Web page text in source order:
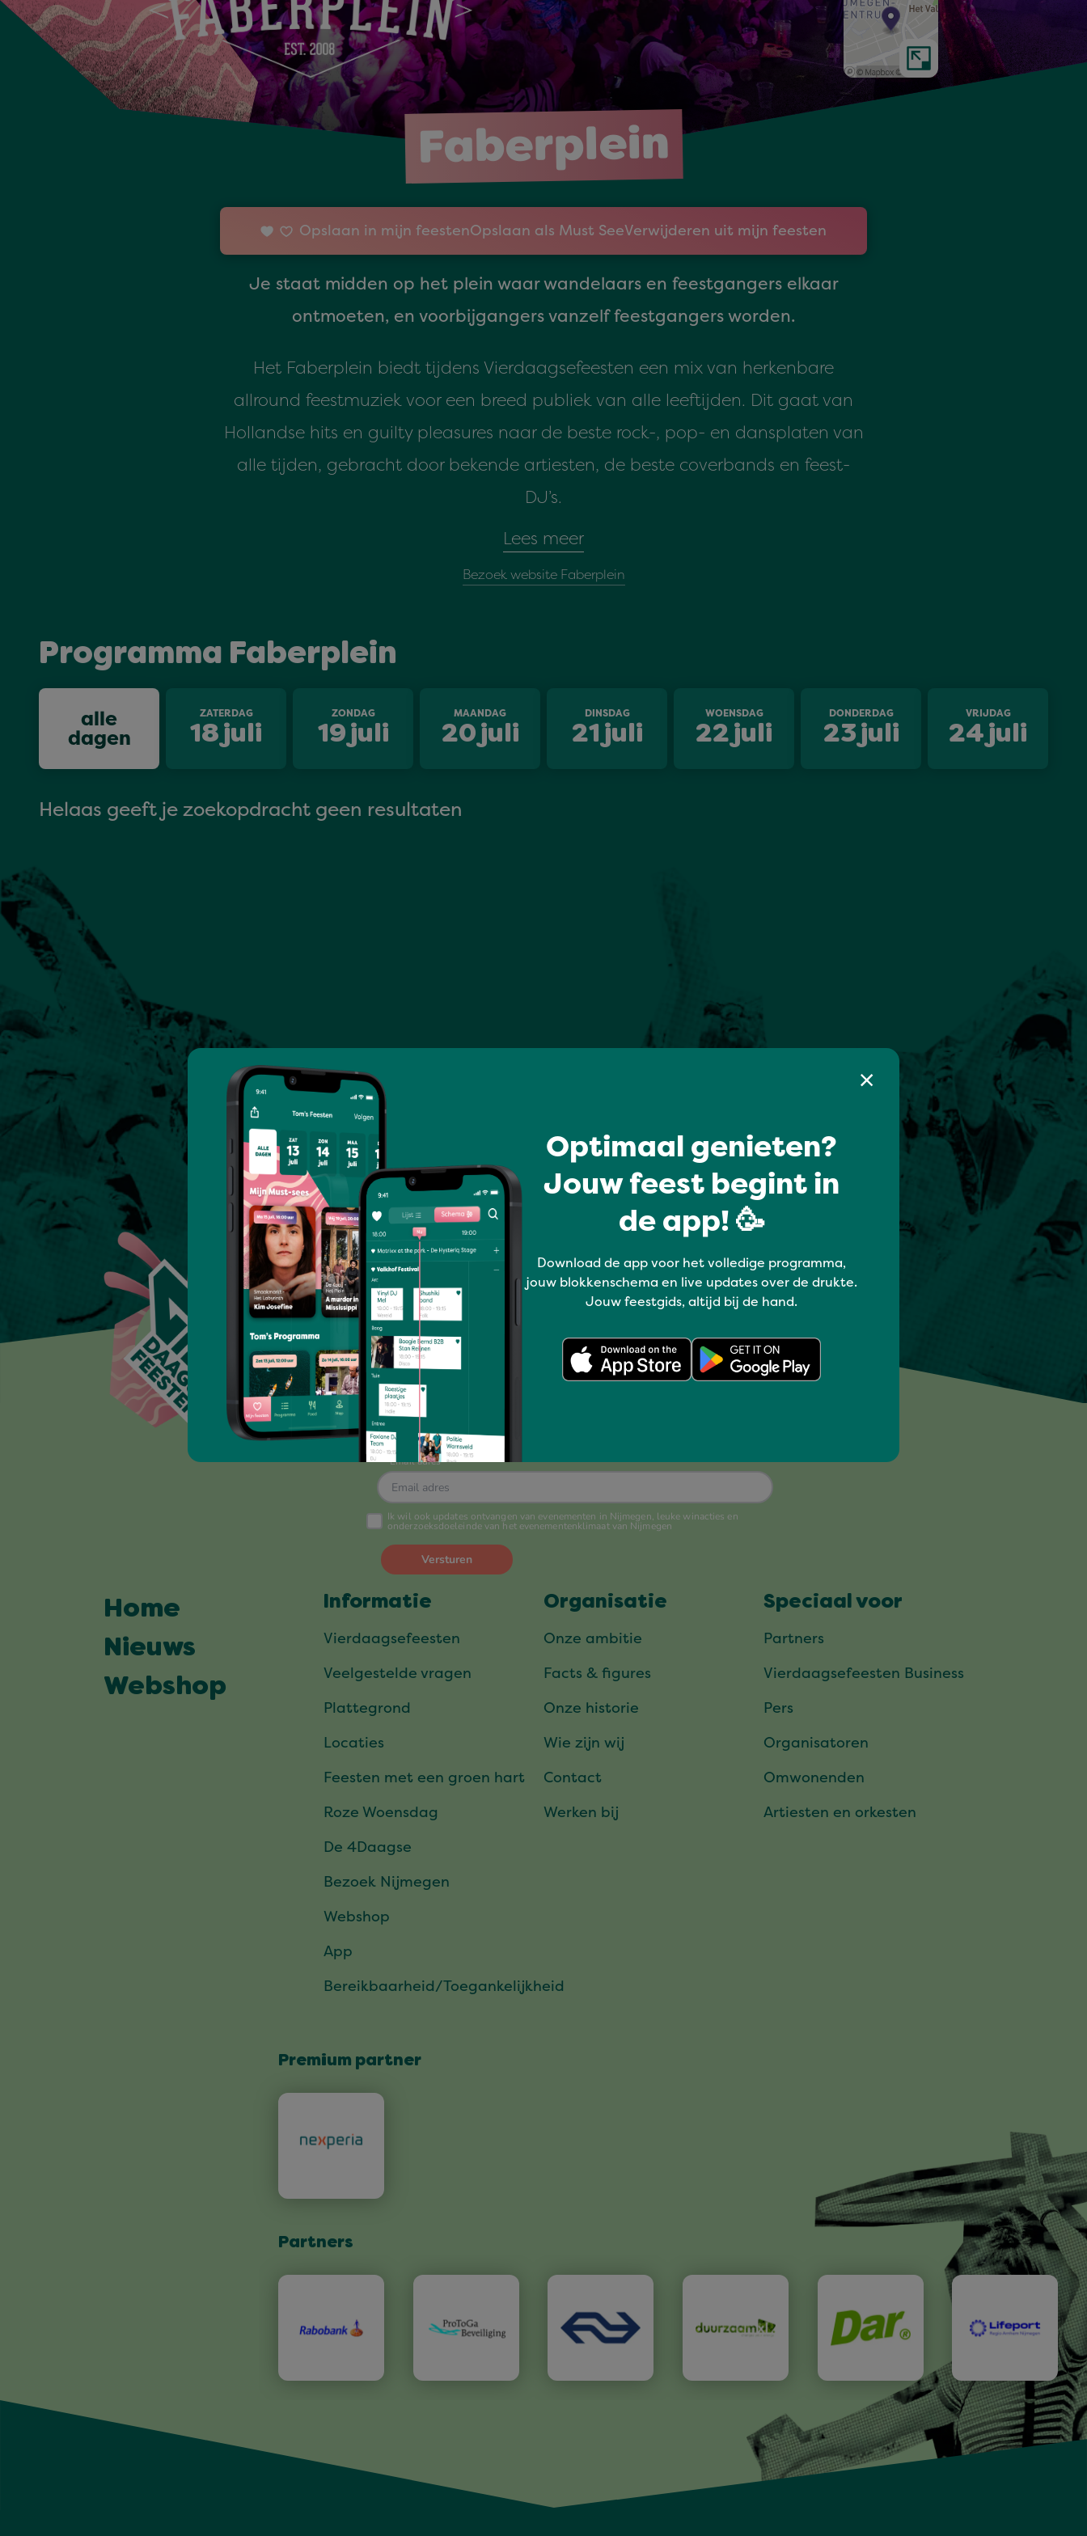
Faberplein
Opslaan in mijn feestenOpslaan als Must SeeVerwijderen uit mijn feesten
Je staat midden op het plein waar wandelaars en feestgangers elkaar
ontmoeten, en voorbijgangers vanzelf feestgangers worden.
Het Faberplein biedt tijdens Vierdaagsefeesten een mix van herkenbare
allround feestmuziek voor een breed publiek van alle leeftijden. Dit gaat van
Hollandse hits en guilty pleasures naar de beste rock-, pop- en dansplaten van
alle tijden, gebracht door bekende artiesten, de beste coverbands en feest-
DJ’s.
Lees meer
Bezoek website Faberplein
Programma Faberplein
alle
dagen
ZATERDAG
18 juli
ZONDAG
19 juli
MAANDAG
20 juli
DINSDAG
21 juli
WOENSDAG
22 juli
DONDERDAG
23 juli
VRIJDAG
24 juli
Helaas geeft je zoekopdracht geen resultaten
Optimaal genieten?
Jouw feest begint in
de app! 🥳
Download de app voor het volledige programma,
jouw blokkenschema en live updates over de drukte.
Jouw feestgids, altijd bij de hand.
Altijd op de hoogte?
Schrijf je nu in voor onze nieuwsbrief!
Home
Nieuws
Webshop
Informatie
Vierdaagsefeesten
Veelgestelde vragen
Plattegrond
Locaties
Feesten met een groen hart
Roze Woensdag
De 4Daagse
Bezoek Nijmegen
Webshop
App
Bereikbaarheid/Toegankelijkheid
Organisatie
Onze ambitie
Facts & figures
Onze historie
Wie zijn wij
Contact
Werken bij
Speciaal voor
Partners
Vierdaagsefeesten Business
Pers
Organisatoren
Omwonenden
Artiesten en orkesten
Premium partner
Partners